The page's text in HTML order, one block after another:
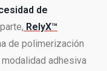
de
RelyX™
de polimerización
adhesiva